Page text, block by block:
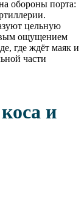
обороны порта:
цельную
ощущением
где ждёт маяк и
части
и